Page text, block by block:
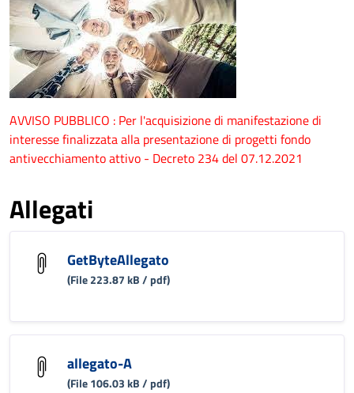
AVVISO PUBBLICO : Per l'acquisizione di manifestazione di
interesse finalizzata alla presentazione di progetti fondo
antivecchiamento attivo - Decreto 234 del 07.12.2021
Allegati
GetByteAllegato
(File 223.87 kB / pdf)
allegato-A
(File 106.03 kB / pdf)